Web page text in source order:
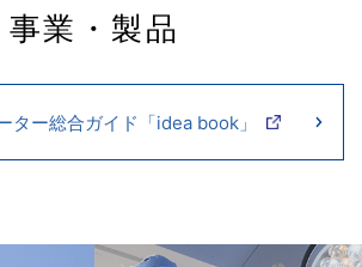
店、㈱深沢ツールからの事業譲受に
日
設のお知らせ
日
求表示内容変更のお知らせ
日
事業・製品
ター総合ガイド「idea book」